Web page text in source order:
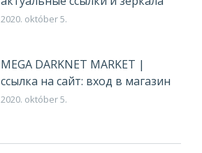
2020. október 5.
MEGA DARKNET MARKET |
ссылка на сайт: вход в магазин
2020. október 5.